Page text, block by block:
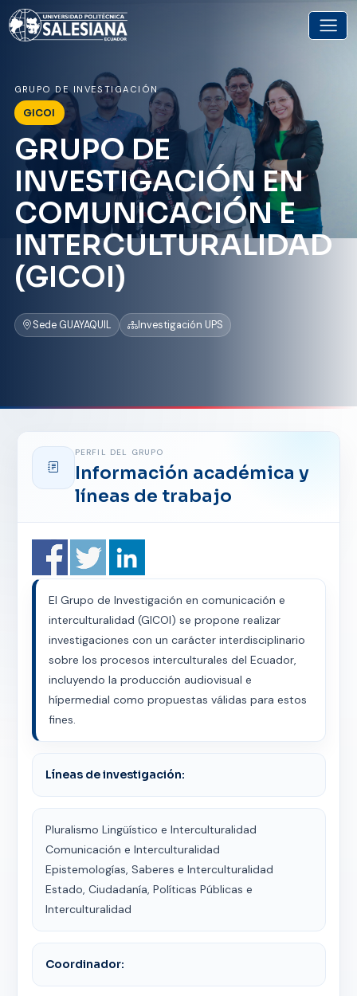
GRUPO DE INVESTIGACIÓN
GICOI
GRUPO DE
INVESTIGACIÓN EN
COMUNICACIÓN E
INTERCULTURALIDAD
(GICOI)
Sede GUAYAQUIL Investigación UPS
PERFIL DEL GRUPO
Información académica y
líneas de trabajo
El Grupo de Investigación en comunicación e
interculturalidad (GICOI) se propone realizar
investigaciones con un carácter interdisciplinario
sobre los procesos interculturales del Ecuador,
incluyendo la producción audiovisual e
hípermedial como propuestas válidas para estos
fines.
Líneas de investigación:
Pluralismo Lingüístico e Interculturalidad
Comunicación e Interculturalidad
Epistemologías, Saberes e Interculturalidad
Estado, Ciudadanía, Políticas Públicas e
Interculturalidad
Coordinador: